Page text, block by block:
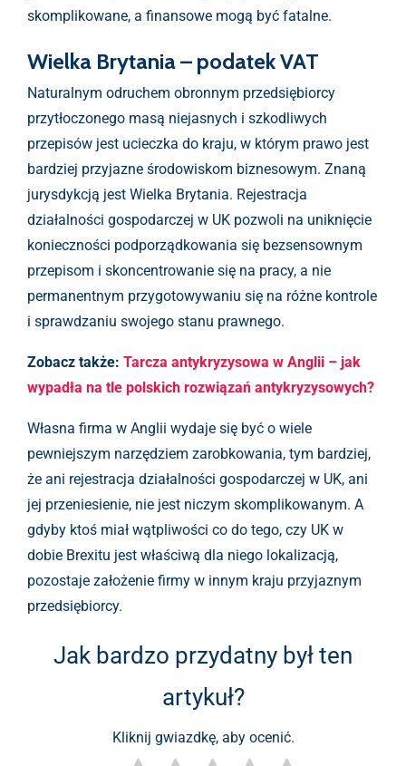
skomplikowane, a finansowe mogą być fatalne.
Wielka Brytania – podatek VAT
Naturalnym odruchem obronnym przedsiębiorcy
przytłoczonego masą niejasnych i szkodliwych
przepisów jest ucieczka do kraju, w którym prawo jest
bardziej przyjazne środowiskom biznesowym. Znaną
jurysdykcją jest Wielka Brytania. Rejestracja
działalności gospodarczej w UK pozwoli na uniknięcie
konieczności podporządkowania się bezsensownym
przepisom i skoncentrowanie się na pracy, a nie
permanentnym przygotowywaniu się na różne kontrole
i sprawdzaniu swojego stanu prawnego.
Zobacz także: Tarcza antykryzysowa w Anglii – jak
wypadła na tle polskich rozwiązań antykryzysowych?
Własna firma w Anglii wydaje się być o wiele
pewniejszym narzędziem zarobkowania, tym bardziej,
że ani rejestracja działalności gospodarczej w UK, ani
jej przeniesienie, nie jest niczym skomplikowanym. A
gdyby ktoś miał wątpliwości co do tego, czy UK w
dobie Brexitu jest właściwą dla niego lokalizacją,
pozostaje założenie firmy w innym kraju przyjaznym
przedsiębiorcy.
Jak bardzo przydatny był ten
artykuł?
Kliknij gwiazdkę, aby ocenić.